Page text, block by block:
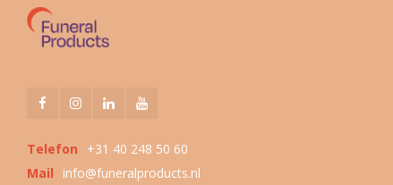
Telefon
+31 40 248 50 60
Mail
info@funeralproducts.nl